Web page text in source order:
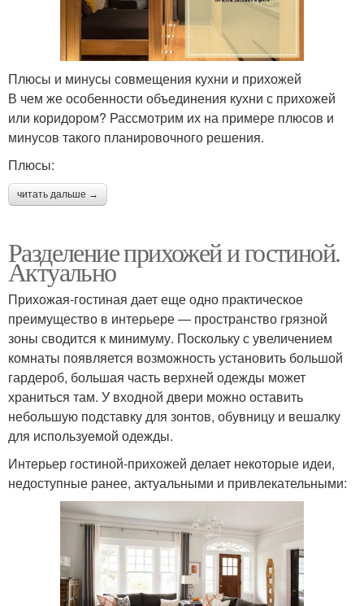
Плюсы и минусы совмещения кухни и прихожей
В чем же особенности объединения кухни с прихожей
или коридором? Рассмотрим их на примере плюсов и
минусов такого планировочного решения.
Плюсы:
читать дальше →
Разделение прихожей и гостиной.
Актуально
Прихожая-гостиная дает еще одно практическое
преимущество в интерьере — пространство грязной
зоны сводится к минимуму. Поскольку с увеличением
комнаты появляется возможность установить большой
гардероб, большая часть верхней одежды может
храниться там. У входной двери можно оставить
небольшую подставку для зонтов, обувницу и вешалку
для используемой одежды.
Интерьер гостиной-прихожей делает некоторые идеи,
недоступные ранее, актуальными и привлекательными: